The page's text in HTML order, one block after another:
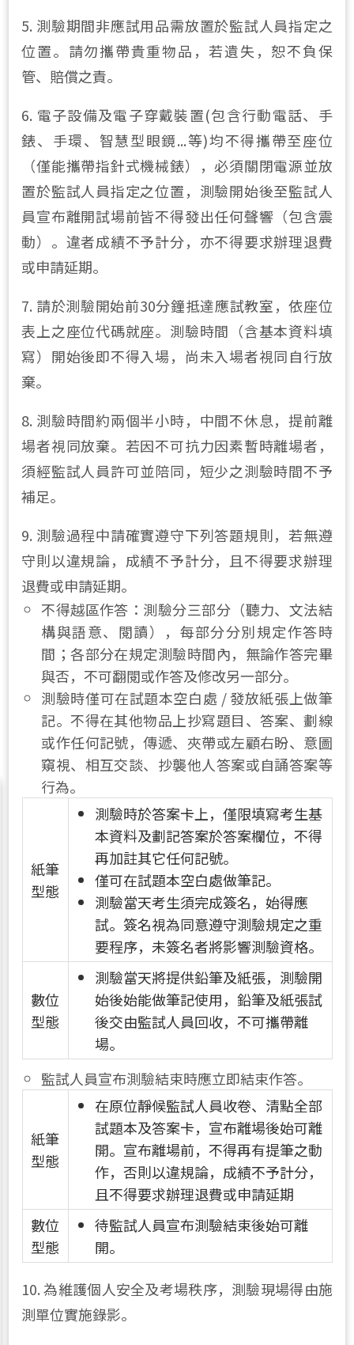
5. 測驗期間非應試用品需放置於監試人員指定之
位置。請勿攜帶貴重物品，若遺失，恕不負保
管、賠償之責。
6. 電子設備及電子穿戴裝置(包含行動電話、手
錶、手環、智慧型眼鏡...等)均不得攜帶至座位
（僅能攜帶指針式機械錶），必須關閉電源並放
置於監試人員指定之位置，測驗開始後至監試人
員宣布離開試場前皆不得發出任何聲響（包含震
動）。違者成績不予計分，亦不得要求辦理退費
或申請延期。
7. 請於測驗開始前30分鐘抵達應試教室，依座位
表上之座位代碼就座。測驗時間（含基本資料填
寫）開始後即不得入場，尚未入場者視同自行放
棄。
8. 測驗時間約兩個半小時，中間不休息，提前離
場者視同放棄。若因不可抗力因素暫時離場者，
須經監試人員許可並陪同，短少之測驗時間不予
補足。
9. 測驗過程中請確實遵守下列答題規則，若無遵
守則以違規論，成績不予計分，且不得要求辦理
退費或申請延期。
不得越區作答：測驗分三部分（聽力、文法結
構與語意、 閱讀），每部分分別規定作答時
間；各部分在規定測驗時間內，無論作答完畢
與否，不可翻閱或作答及修改另一部分。
測驗時僅可在試題本空白處 / 發放紙張上做筆
記。不得在其他物品上抄寫題目、答案、劃線
或作任何記號，傳遞、夾帶或左顧右盼、意圖
窺視、相互交談、抄襲他人答案或自誦答案等
行為。
紙筆
型態
測驗時於答案卡上，僅限填寫考生基
本資料及劃記答案於答案欄位，不得
再加註其它任何記號。
僅可在試題本空白處做筆記。
測驗當天考生須完成簽名，始得應
試。簽名視為同意遵守測驗規定之重
要程序，未簽名者將影響測驗資格。
數位
型態
測驗當天將提供鉛筆及紙張，測驗開
始後始能做筆記使用，鉛筆及紙張試
後交由監試人員回收，不可攜帶離
場。
監試人員宣布測驗結束時應立即結束作答。
紙筆
型態
在原位靜候監試人員收卷、清點全部
試題本及答案卡，宣布離場後始可離
開。宣布離場前，不得再有提筆之動
作，否則以違規論，成績不予計分，
且不得要求辦理退費或申請延期
數位
型態
待監試人員宣布測驗結束後始可離
開。
10. 為維護個人安全及考場秩序，測驗現場得由施
測單位實施錄影。